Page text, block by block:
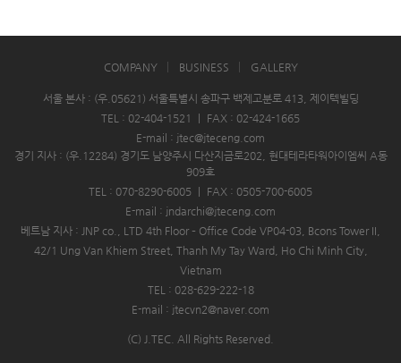
COMPANY BUSINESS GALLERY
서울 본사 : (우.05621) 서울특별시 송파구 백제고분로 413, 제이텍빌딩
TEL : 02-404-1521
FAX : 02-424-1665
E-mail : jtec@jteceng.com
경기 지사 : (우.12284) 경기도 남양주시 다산지금로202, 현대테라타워아이엠씨 A동
909호
TEL : 070-8290-6005
FAX : 0505-700-6005
E-mail : jndarchi@jteceng.com
베트남 지사 : JNP co., LTD 4th Floor – Office Code VP04-03, Bcons Tower II,
42/1 Ung Van Khiem Street, Thanh My Tay Ward, Ho Chi Minh City,
Vietnam
TEL : 028-629-222-18
E-mail : jtecvn2@naver.com
(C) J.TEC. All Rights Reserved.